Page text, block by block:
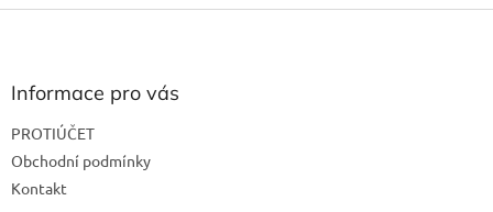
Z
Informace pro vás
PROTIÚČET
Obchodní podmínky
Kontakt